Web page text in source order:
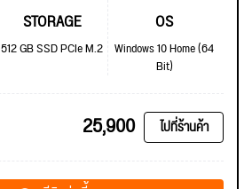
STORAGE
512 GB SSD PCIe M.2
OS
Windows 10 Home (64
Bit)
25,900 ไปที่ร้านค้า